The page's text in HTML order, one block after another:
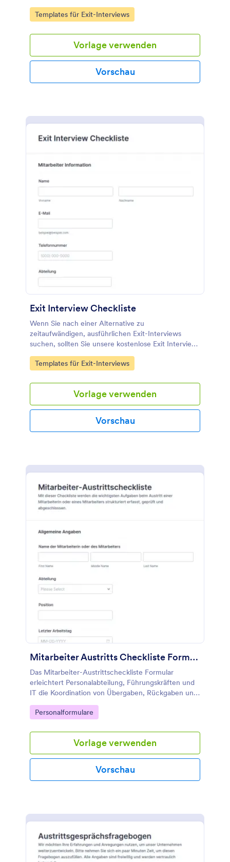
Mit dieser Formularvorlage können Unternehmen
wertvolle Erkenntnisse von ausscheidenden
innerhalb der Organisation identifizieren.
Go to Category:
Templates für Exit-Interviews
Vorlage verwenden
Vorschau
Exit Interview Checkliste
Wenn Sie nach einer Alternative zu
zeitaufwändigen, ausführlichen Exit-Interviews
suchen, sollten Sie unsere kostenlose Exit Interview
Checkliste ausprobieren! Passen Sie das Formular
einfach an Ihr Unternehmen an, senden Sie es per
Sie, wie schnell Sie die Ergebnisse erhalten. Warum
lassen Sie die Mitarbeiter den Fragebogen nicht
persönlich auf einem Tablet oder Computer
ausfüllen, um noch mehr Zeit zu sparen? Anhand
der Ergebnisse kann die Personalabteilung Ihres
Mitarbeiter ermitteln. Mit dem
Jotform können Sie Ihre Checkliste für Exit
Interviews in Sekundenschnelle anpassen. Fügen Sie
einfach per Drag & Drop zusätzliche Fragen hinzu,
Firmenlogo ein, um einen professionellen Eindruck
andere Anwendungen integrieren, um die
Ergebnisse sofort in Ihren
Personalverwaltungssystemen zu erfassen! Indem
Sie Ihre Exit Interviews mit unserer kostenlosen Exit
Interview Checkliste digitalisieren, sparen Sie Zeit
Sie von Mitarbeitern benötigen, die Ihr
Go to Category:
Templates für Exit-Interviews
Vorlage verwenden
Vorschau
Mitarbeiter Austritts Checkliste Formular
Das Mitarbeiter-Austrittscheckliste Formular
erleichtert Personalabteilung, Führungskräften und
IT die Koordination von Übergaben, Rückgaben und
Zugangsabschaltungen und unterstützt eine
nachvollziehbare digitale Datenerfassung mit
Go to Category:
Personalformulare
Vorlage verwenden
Vorschau